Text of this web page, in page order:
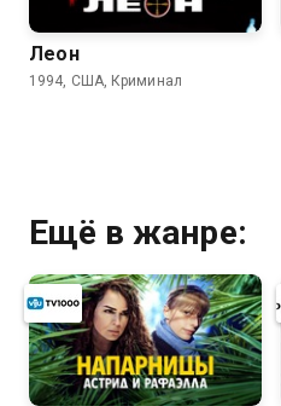
Леон
1994, США, Криминал
Ещё в жанре: